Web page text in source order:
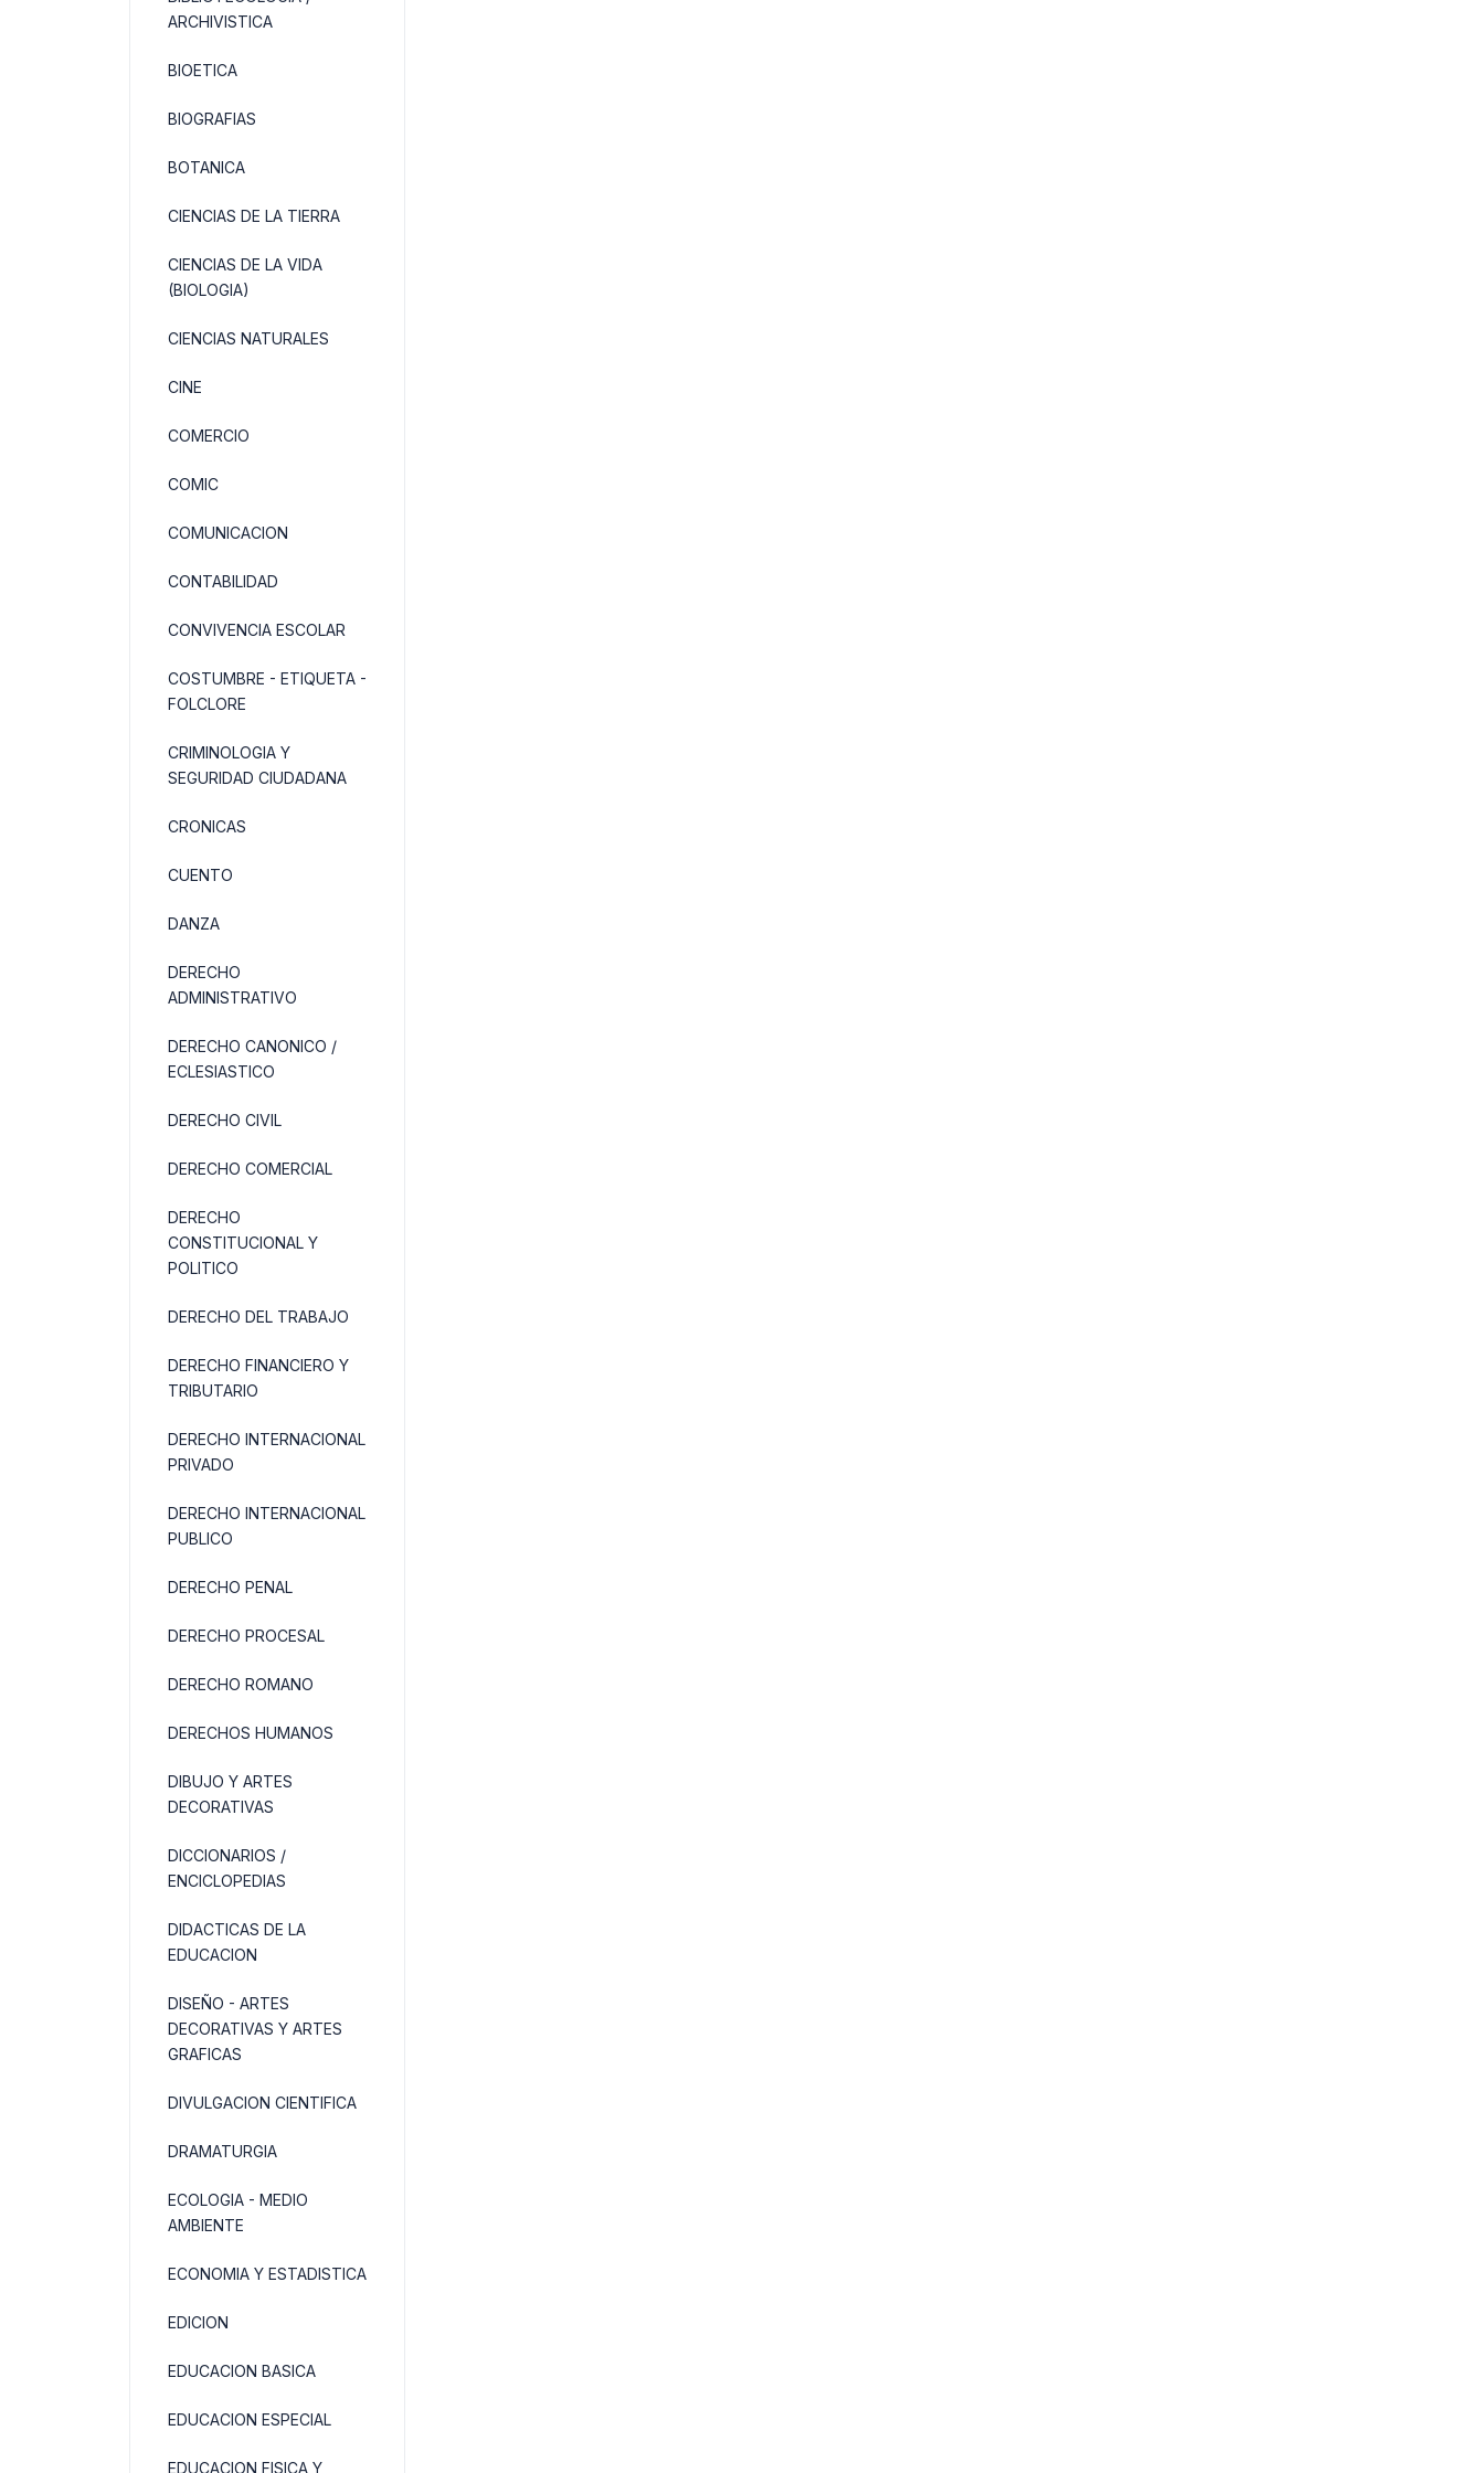
ARCHIVISTICA
BIOETICA
BIOGRAFIAS
BOTANICA
CIENCIAS DE LA TIERRA
CIENCIAS DE LA VIDA
(BIOLOGIA)
CIENCIAS NATURALES
CINE
COMERCIO
COMIC
COMUNICACION
CONTABILIDAD
CONVIVENCIA ESCOLAR
COSTUMBRE - ETIQUETA -
FOLCLORE
CRIMINOLOGIA Y
SEGURIDAD CIUDADANA
CRONICAS
CUENTO
DANZA
DERECHO
ADMINISTRATIVO
DERECHO CANONICO /
ECLESIASTICO
DERECHO CIVIL
DERECHO COMERCIAL
DERECHO
CONSTITUCIONAL Y
POLITICO
DERECHO DEL TRABAJO
DERECHO FINANCIERO Y
TRIBUTARIO
DERECHO INTERNACIONAL
PRIVADO
DERECHO INTERNACIONAL
PUBLICO
DERECHO PENAL
DERECHO PROCESAL
DERECHO ROMANO
DERECHOS HUMANOS
DIBUJO Y ARTES
DECORATIVAS
DICCIONARIOS /
ENCICLOPEDIAS
DIDACTICAS DE LA
EDUCACION
DISEÑO - ARTES
DECORATIVAS Y ARTES
GRAFICAS
DIVULGACION CIENTIFICA
DRAMATURGIA
ECOLOGIA - MEDIO
AMBIENTE
ECONOMIA Y ESTADISTICA
EDICION
EDUCACION BASICA
EDUCACION ESPECIAL
EDUCACION FISICA Y